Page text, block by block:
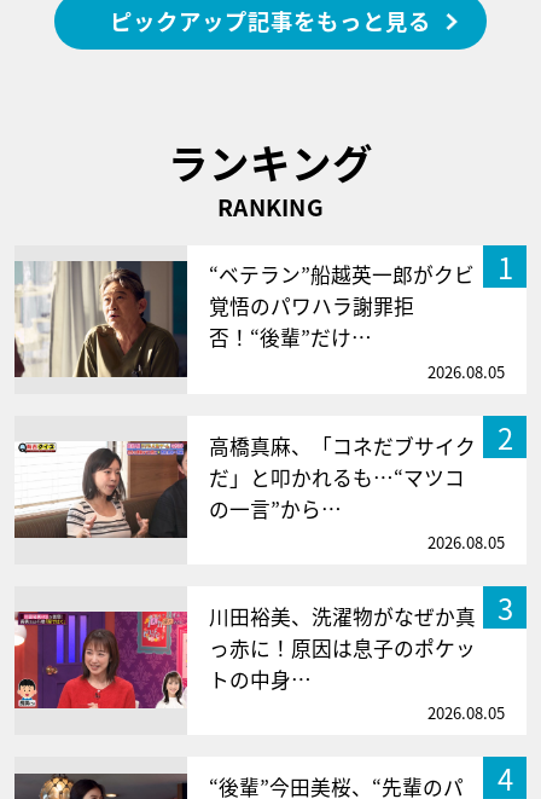
ピックアップ記事をもっと見る
ランキング
RANKING
1
“ベテラン”船越英一郎がクビ
覚悟のパワハラ謝罪拒
否！“後輩”だけ…
2026.08.05
2
高橋真麻、「コネだブサイク
だ」と叩かれるも…“マツコ
の一言”から…
2026.08.05
3
川田裕美、洗濯物がなぜか真
っ赤に！原因は息子のポケッ
トの中身…
2026.08.05
4
“後輩”今田美桜、“先輩のパ